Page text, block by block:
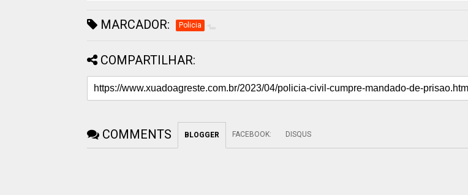
MARCADOR: Policia
COMPARTILHAR:
COMMENTS BLOGGER FACEBOOK: DISQUS